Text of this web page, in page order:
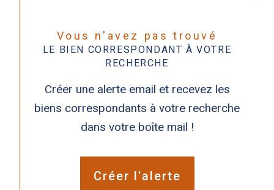
Vous n'avez pas trouvé
LE BIEN CORRESPONDANT À VOTRE
RECHERCHE
Créer une alerte email et recevez les
biens correspondants à votre recherche
dans votre boîte mail !
Créer l'alerte